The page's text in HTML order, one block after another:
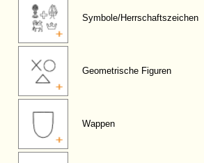
Symbole/Herrschaftszeichen
Geometrische Figuren
Wappen